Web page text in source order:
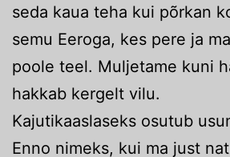
seda kaua teha kui põrkan
semu Eeroga, kes pere ja
poole teel. Muljetame kuni
hakkab kergelt vilu.
Kajutikaaslaseks osutub
Enno nimeks, kui ma just